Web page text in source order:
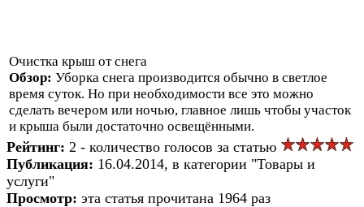
Очистка крыш от снега
Обзор: Уборка снега производится обычно в светлое
время суток. Но при необходимости все это можно
сделать вечером или ночью, главное лишь чтобы участок
и крыша были достаточно освещёнными.
Рейтинг: 2 - количество голосов за статью
Публикация: 16.04.2014, в категории "Товары и
услуги"
Просмотр: эта статья прочитана 1964 раз